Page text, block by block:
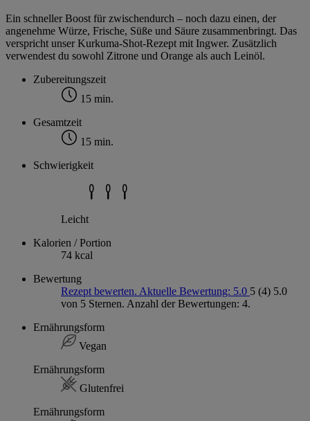
Ein schneller Boost für zwischendurch – noch dazu einen, der
angenehme Würze, Frische, Süße und Säure zusammenbringt. Das
verspricht unser Kurkuma-Shot-Rezept mit Ingwer. Zusätzlich
verwendest du sowohl Zitrone und Orange als auch Leinöl.
Zubereitungszeit
15 min.
Gesamtzeit
15 min.
Schwierigkeit
Leicht
Kalorien / Portion
74 kcal
Bewertung
Rezept bewerten. Aktuelle Bewertung: 5.0 5 (4) 5.0
von 5 Sternen. Anzahl der Bewertungen: 4.
Ernährungsform
Vegan
Ernährungsform
Glutenfrei
Ernährungsform